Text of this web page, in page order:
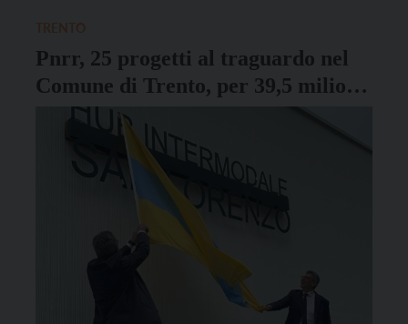
Pnrr, 25 progetti al traguardo nel
Comune di Trento, per 39,5 milioni
di finanziamenti complessivi